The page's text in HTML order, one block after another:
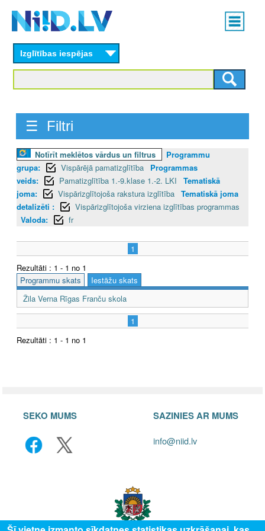
content
Main
menu
Izglītības iespējas
☰ Filtri
Notīrīt meklētos vārdus un filtrus
Programmu
grupa:
Vispārējā pamatizglītība
Programmas
veids:
Pamatizglītība 1.-9.klase 1.-2. LKI
Tematiskā
joma:
Vispārizglītojoša rakstura izglītība Tematiskā joma
detalizēti :
Vispārizglītojoša virziena izglītības programmas
Valoda:
fr
1
Rezultāti : 1 - 1 no 1
Programmu skats
Iestāžu skats
Žila Verna Rīgas Franču skola
1
Rezultāti : 1 - 1 no 1
SEKO MUMS SAZINIES AR MUMS
info@niid.lv